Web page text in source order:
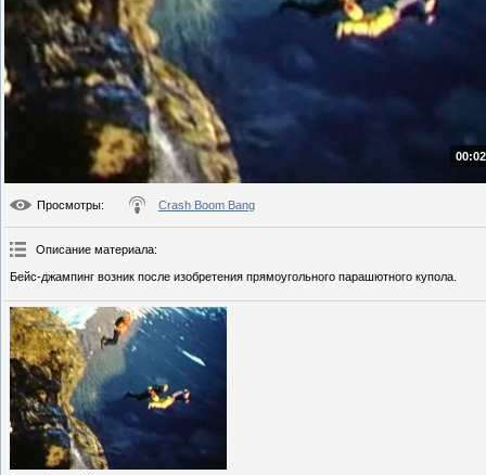
Просмотры: Crash Boom Bang
Описание материала:
Бейс-джампинг возник после изобретения прямоугольного парашютного купола.